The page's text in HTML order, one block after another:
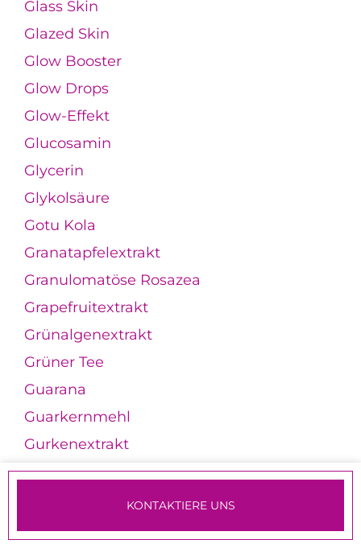
Glass Skin
Glazed Skin
Glow Booster
Glow Drops
Glow-Effekt
Glucosamin
Glycerin
Glykolsäure
Gotu Kola
Granatapfelextrakt
Granulomatöse Rosazea
Grapefruitextrakt
Grünalgenextrakt
Grüner Tee
Guarana
Guarkernmehl
Gurkenextrakt
H
Haarentfernung
Haarentfernungslaser
TERMINE & ANMELDUNG
KONTAKTIERE UNS